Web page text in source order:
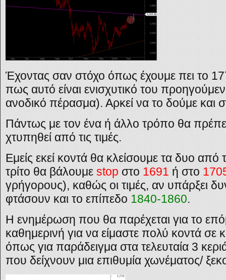
Έχοντας σαν στόχο όπως έχουμε πει το
πως αυτό είναι ενισχυτικό του
ανοδικό πέρασμα). Αρκεί να το δούμε και
Πάντως με τον ένα ή άλλο τρόπο θα
χτυπηθεί από τις τιμές.
Εμείς εκεί κοντά θα κλείσουμε τα δυο από
τρίτο θα βάλουμε stop στο 1691 ή στο
γρήγορους), καθώς οι τιμές, αν υπάρξει
φτάσουν και το επίπεδο 1840-1860.
Η ενημέρωση που θα παρέχεται για το
καθημερινή για να είμαστε πολύ κοντά σε
όπως για παράδειγμα στα τελευταία 3
που δείχνουν μια επιθυμία χωνέματος/